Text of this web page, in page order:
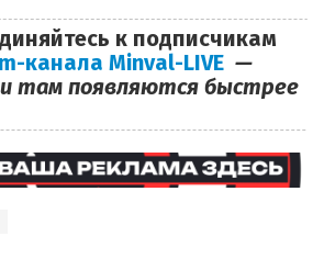
к подписчикам
канала Minval-LIVE —
там появляются быстрее